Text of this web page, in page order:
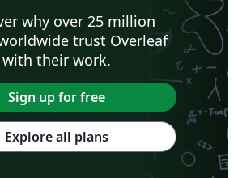
why over 25 million
trust Overleaf
with their work.
Sign up for free
Explore all plans